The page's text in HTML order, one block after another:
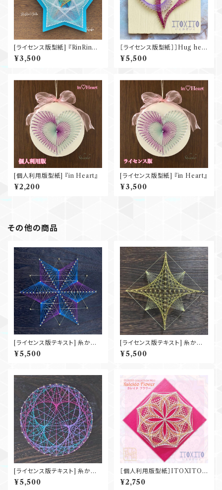
[ライセンス版型紙] 『RinRin☆S
tella』
¥3,500
［ライセンス版型紙］］Hug hea
rt
¥5,500
[個人利用版型紙] 『in Heart』
¥2,200
[ライセンス版型紙] 『in Heart』
¥3,500
その他の商品
[ライセンス版テキスト] 糸かけ
ベーシック 『金平糖』
¥5,500
[ライセンス版テキスト] 糸かけ
ベーシック 『願い星』
¥5,500
[ライセンス版テキスト] 糸かけ
ベーシック 『菖蒲』
¥5,500
［個人利用版型紙］ITOXITO
Collection『Kaleido Flowe
r』
¥2,750